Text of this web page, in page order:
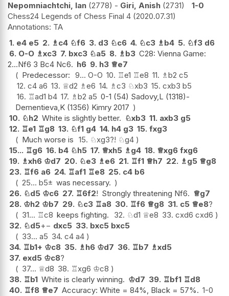
Nepomniachtchi, Ian 2778 - Giri, Anish 2731
1-0
Chess24 Legends of Chess Final 4 2020.07.31
TA
1. e4 e5 2. ♗c4 ♘f6 3. d3 ♘c6 4. ♘c3 ♗b4 5. ♘f3 d6
6. O-O ♗xc3 7. bxc3 ♘a5 8. ♗b3 C28: Vienna Game:
2...Nf6 3 Bc4 Nc6. h6 9. h3 ♕e7
Predecessor: 9... O-O 10. ♖e1 ♖e8 11. ♗b2 c5
12. c4 a6 13. ♕d2 ♗e6 14. ♗c3 ♘xb3 15. cxb3 b5
16. ♖ad1 b4 17. ♗b2 a5 0-1 (54) Sadovy,L (1318)-
Dementieva,K (1356) Kimry 2017
10. ♘h2 White is slightly better. ♘xb3 11. axb3 g5
12. ♖e1 ♖g8 13. ♘f1 g4 14. h4 g3 15. fxg3
Much worse is 15. ♘xg3?! ♘g4
15... ♖g6 16. b4 ♘h5 17. ♕xh5 ♗g4 18. ♕xg6 fxg6
19. ♗xh6 ♔d7 20. ♘e3 ♗e6 21. ♖f1 ♕h7 22. ♗g5 ♕g8
23. ♖f6 a6 24. ♖af1 ♖e8 25. c4 b6
25... b5± was necessary.
26. ♘d5 ♔c6 27. ♖6f2! Strongly threatening Nf6. ♕g7
28. ♔h2 ♔b7 29. ♘c3 ♖a8 30. ♖f6 ♕g8 31. c5 ♕e8?
31... ♖c8 keeps fighting. 32. ♘d1 ♕e8 33. cxd6 cxd6
32. ♘d5+− dxc5 33. bxc5 bxc5
33... a5 34. c4 a4
34. ♖b1+ ♔c8 35. ♗h6 ♔d7 36. ♖b7 ♗xd5
37. exd5 ♔c8?
37... ♕d8 38. ♖xg6 ♔c8
38. ♖b1 White is clearly winning. ♔d7 39. ♖bf1 ♖d8
40. ♖f8 ♕e7 Accuracy: White = 84%, Black = 57%. 1-0